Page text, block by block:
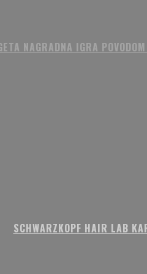
NAGRADNA IGRA
SCHWARZKOPF HAIR LAB